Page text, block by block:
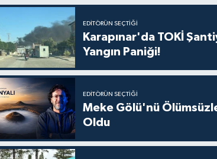
EDITÖRÜN SEÇTIĞI
Karapınar'da TOKİ
Yangın Paniği!
EDITÖRÜN SEÇTIĞI
Meke Gölü'nü
Oldu